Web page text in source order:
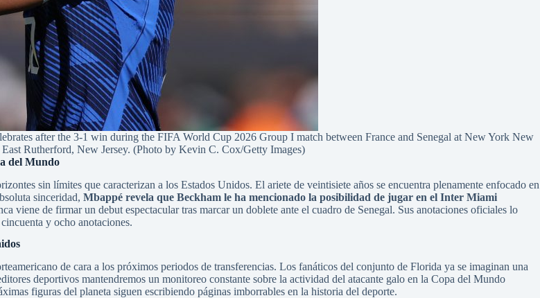
after the 3-1 win during the FIFA World Cup 2026 Group I match between France and Senegal at New York New
Rutherford, New Jersey. (Photo by Kevin C. Cox/Getty Images)
del Mundo
sin límites que caracterizan a los Estados Unidos. El ariete de veintisiete años se encuentra plenamente enfocado en
sinceridad, Mbappé revela que Beckham le ha mencionado la posibilidad de jugar en el Inter Miami
viene de firmar un debut espectacular tras marcar un doblete ante el cuadro de Senegal. Sus anotaciones oficiales lo
y ocho anotaciones.
de cara a los próximos periodos de transferencias. Los fanáticos del conjunto de Florida ya se imaginan una
deportivos mantendremos un monitoreo constante sobre la actividad del atacante galo en la Copa del Mundo
figuras del planeta siguen escribiendo páginas imborrables en la historia del deporte.